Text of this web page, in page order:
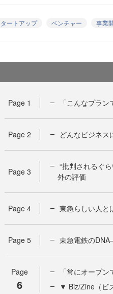
タートアップ ベンチャー 事業
Page 1 「こんなプラ
Page 2 どんなビジネス
Page 3
“批判されるぐ
外の評価
Page 4 東急らしい人
Page 5 東急電鉄の
Page
6
「常にオープ
▼ Biz/Zine（ビ